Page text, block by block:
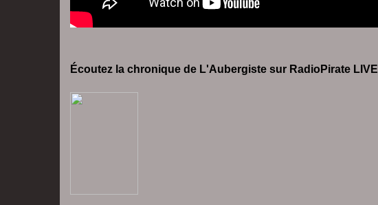
Écoutez la chronique de L'Aubergiste sur RadioPirate LIVE